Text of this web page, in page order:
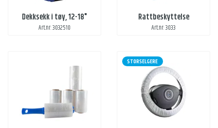
Dekksekk i tøy, 12-18"
Art.nr: 3032510
Rattbeskyttelse
Art.nr: 3033
STORSELGERE